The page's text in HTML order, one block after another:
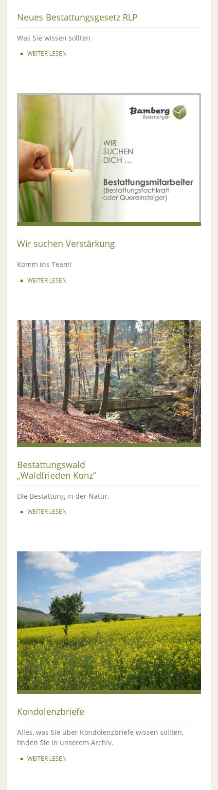
Neues Bestattungsgesetz RLP
Was Sie wissen sollten
WEITER LESEN
Wir suchen Verstärkung
Komm ins Team!
WEITER LESEN
Bestattungswald
„Waldfrieden Konz“
Die Bestattung in der Natur.
WEITER LESEN
Kondolenzbriefe
Alles, was Sie über Kondolenzbriefe wissen sollten,
finden Sie in unserem Archiv.
WEITER LESEN